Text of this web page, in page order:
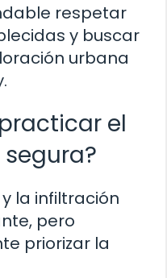
respetar
y buscar
urbana
el
la infiltración
pero
priorizar la